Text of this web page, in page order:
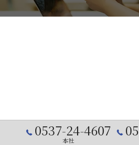
0537-24-4607
本社